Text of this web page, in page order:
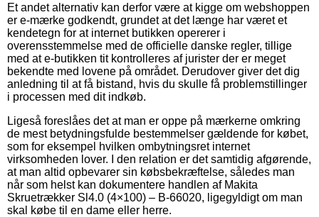
Et andet alternativ kan derfor være at kigge om webshoppen
er e-mærke godkendt, grundet at det længe har været et
kendetegn for at internet butikken opererer i
overensstemmelse med de officielle danske regler, tillige
med at e-butikken tit kontrolleres af jurister der er meget
bekendte med lovene på området. Derudover giver det dig
anledning til at få bistand, hvis du skulle få problemstillinger
i processen med dit indkøb.
Ligeså foreslåes det at man er oppe på mærkerne omkring
de mest betydningsfulde bestemmelser gældende for købet,
som for eksempel hvilken ombytningsret internet
virksomheden lover. I den relation er det samtidig afgørende,
at man altid opbevarer sin købsbekræftelse, således man
når som helst kan dokumentere handlen af Makita
Skruetrækker Sl4.0 (4×100) – B-66020, ligegyldigt om man
skal købe til en dame eller herre.